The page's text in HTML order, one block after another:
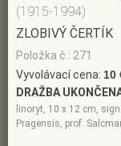
(1915-1994)
ZLOBIVÝ ČERTÍK
Položka č.: 271
Vyvolávací cena: 10
DRAŽBA
linoryt, 10 x 12 cm,
Pragensis, prof.